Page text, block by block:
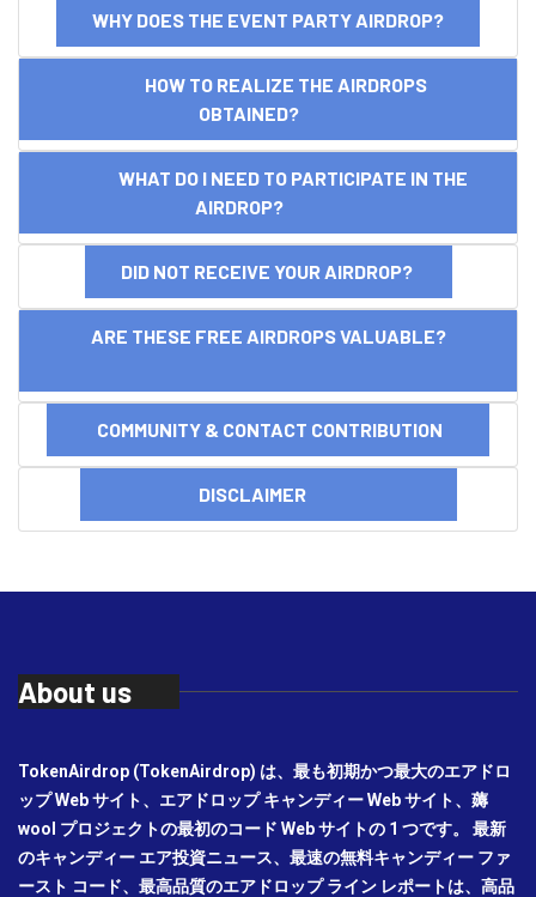
WHY DOES THE EVENT PARTY AIRDROP?
HOW TO REALIZE THE AIRDROPS
OBTAINED?
WHAT DO I NEED TO PARTICIPATE IN THE
AIRDROP?
DID NOT RECEIVE YOUR AIRDROP?
ARE THESE FREE AIRDROPS VALUABLE?
COMMUNITY & CONTACT CONTRIBUTION
DISCLAIMER
About us
TokenAirdrop (TokenAirdrop) は、最も初期かつ最大のエアドロ
ップ Web サイト、エアドロップ キャンディー Web サイト、薅
wool プロジェクトの最初のコード Web サイトの 1 つです。 最新
のキャンディー エア投資ニュース、最速の無料キャンディー ファ
ースト コード、最高品質のエアドロップ ライン レポートは、高品